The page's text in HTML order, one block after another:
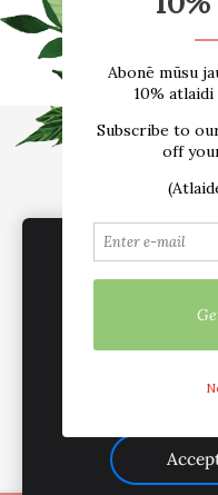
E-
Atsauksmes
Kontakti